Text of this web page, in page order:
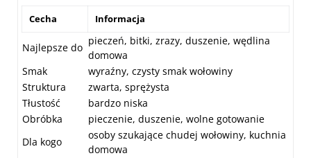
Cecha Informacja
Najlepsze do
pieczeń, bitki, zrazy, duszenie, wędlina
domowa
Smak
wyraźny, czysty smak wołowiny
Struktura
zwarta, sprężysta
Tłustość
bardzo niska
Obróbka
pieczenie, duszenie, wolne gotowanie
Dla kogo
osoby szukające chudej wołowiny, kuchnia
domowa